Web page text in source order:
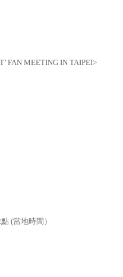
FAN MEETING IN TAIPEI>
點 (當地時間）